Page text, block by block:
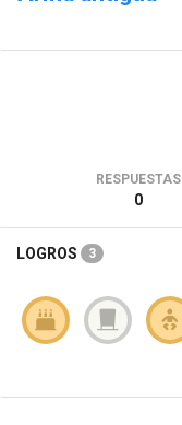
RESPUESTAS
0
LOGROS 3